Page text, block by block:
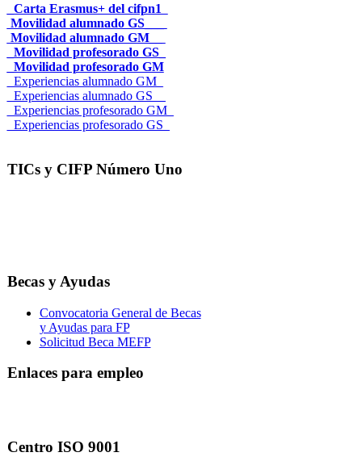
_Carta Erasmus+ del cifpn1
Movilidad alumnado GS___
Movilidad alumnado GM__
_Movilidad profesorado GS_
_Movilidad profesorado GM
_Experiencias alumnado GM_
_Experiencias alumnado GS__
_Experiencias profesorado GM_
_Experiencias profesorado GS_
TICs y CIFP Número Uno
Becas y Ayudas
Convocatoria General de Becas
y Ayudas para FP
Solicitud Beca MEFP
Enlaces para empleo
Centro ISO 9001